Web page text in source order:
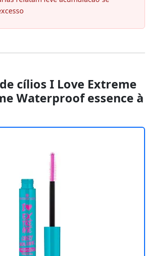
cílios I Love Extreme
Waterproof essence à